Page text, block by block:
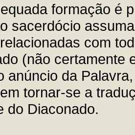
formação é
sacerdócio
com
(não certamente
anúncio da
tornar-se a
do Diaconado.